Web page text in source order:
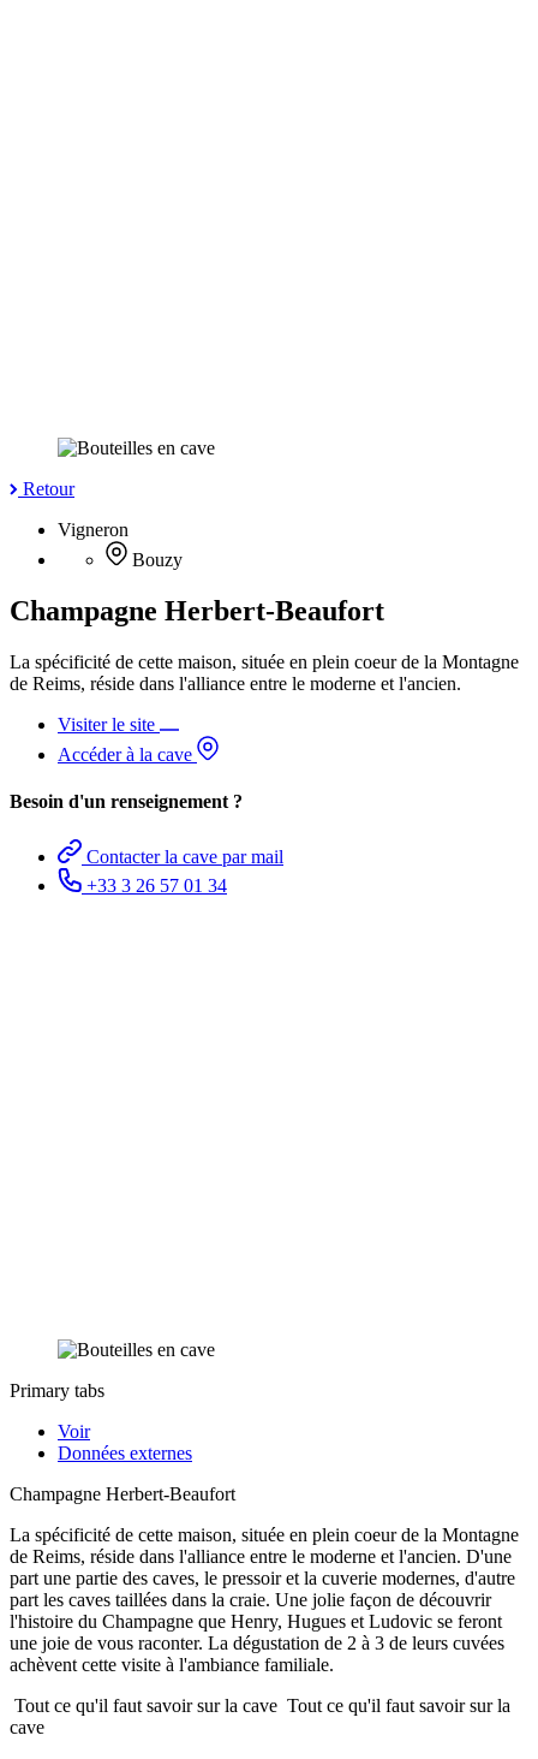
Retour
Vigneron
Bouzy
Champagne Herbert-Beaufort
La spécificité de cette maison, située en plein coeur de la Montagne
de Reims, réside dans l'alliance entre le moderne et l'ancien.
Visiter le site
Accéder à la cave
Besoin d'un renseignement ?
Contacter la cave par mail
+33 3 26 57 01 34
Primary tabs
Voir
Données externes
Champagne Herbert-Beaufort
La spécificité de cette maison, située en plein coeur de la Montagne
de Reims, réside dans l'alliance entre le moderne et l'ancien. D'une
part une partie des caves, le pressoir et la cuverie modernes, d'autre
part les caves taillées dans la craie. Une jolie façon de découvrir
l'histoire du Champagne que Henry, Hugues et Ludovic se feront
une joie de vous raconter. La dégustation de 2 à 3 de leurs cuvées
achèvent cette visite à l'ambiance familiale.
Tout ce qu'il faut savoir sur la cave Tout ce qu'il faut savoir sur la
cave